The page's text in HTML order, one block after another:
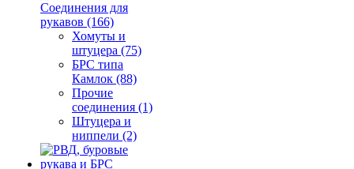
Соединения для
рукавов (166)
Хомуты и
штуцера (75)
БРС типа
Камлок (88)
Прочие
соединения (1)
Штуцера и
ниппели (2)